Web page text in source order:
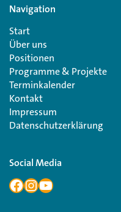
Navigation
Start
Über uns
Positionen
Programme & Projekte
Terminkalender
Kontakt
Impressum
Datenschutzerklärung
Social Media